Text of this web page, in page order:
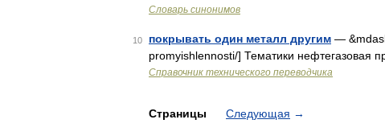
Словарь синонимов
10 покрывать один металл другим —
promyishlennosti/] Тематики нефтегазовая
Справочник технического переводчика
Страницы Следующая →